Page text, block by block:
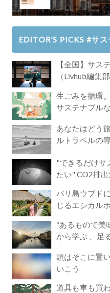
EDITOR’S PICKS #サ
【全国】サス
（Livhub編集
生ごみを循環
サステナブル
あなたはどう旅する？ ｜ 英
ルトラベルの
"できるだけサ
たい" CO2排
バリ島ウブド
じるエシカル
“あるもので美
から学ぶ 、足
頭はそこに置
いこう
道具も車も買